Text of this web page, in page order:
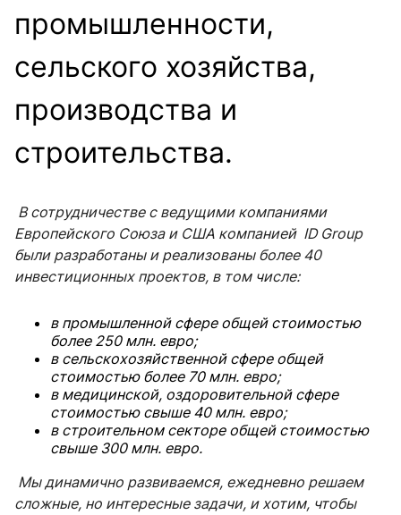
промышленности,
сельского хозяйства,
производства и
строительства.
В сотрудничестве с ведущими компаниями
Европейского Союза и США компанией ID Group
были разработаны и реализованы более 40
инвестиционных проектов, в том числе:
в промышленной сфере общей стоимостью
более 250 млн. евро;
в сельскохозяйственной сфере общей
стоимостью более 70 млн. евро;
в медицинской, оздоровительной сфере
стоимостью свыше 40 млн. евро;
в строительном секторе общей стоимостью
свыше 300 млн. евро.
Мы динамично развиваемся, ежедневно решаем
сложные, но интересные задачи, и хотим, чтобы